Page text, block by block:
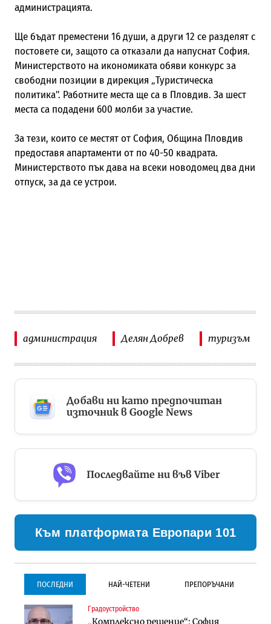
администрацията.
Ще бъдат преместени 16 души, а други 12 се разделят с
постовете си, защото са отказали да напуснат София.
Министерството на икономиката обяви конкурс за
свободни позиции в дирекция „Туристическа
политика". Работните места ще са в Пловдив. За шест
места са подадени 600 молби за участие.
За тези, които се местят от София, Община Пловдив
предоставя апартаменти от по 40-50 квадрата.
Министерството пък дава на всеки новодомец два дни
отпуск, за да се устрои.
администрация Делян Добрев туризъм
Добави ни като предпочитан
източник в Google News
Последвайте ни във Viber
Към платформата Европари 101
ПОСЛЕДНИ НАЙ-ЧЕТЕНИ ПРЕПОРЪЧАНИ
Градоустройство
„Комплексно решение“: София
Градоустройство
Столична община избра
Инфраструктура
Проектирането на тунела под